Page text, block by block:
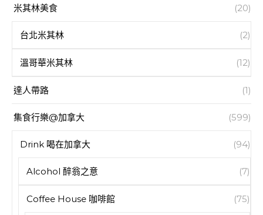
米其林美食 (20)
台北米其林 (2)
溫哥華米其林 (12)
達人帶路 (1)
集食行樂@加拿大 (599)
Drink 喝在加拿大 (94)
Alcohol 醉翁之意 (7)
Coffee House 咖啡館 (75)